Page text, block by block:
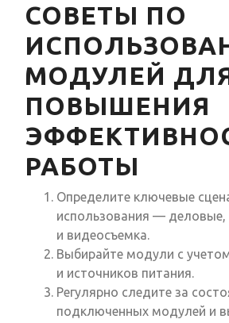
СОВЕТЫ ПО
МОДУЛЕЙ
ПОВЫШЕНИЯ
РАБОТЫ
Определите ключевые
использования —
и видеосъемка.
Выбирайте модули с
и источников питания.
Регулярно следите за
подключенных модулей и